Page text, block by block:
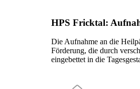
HPS Fricktal:
Die Aufnahme an die
Förderung, die durch
eingebettet in die